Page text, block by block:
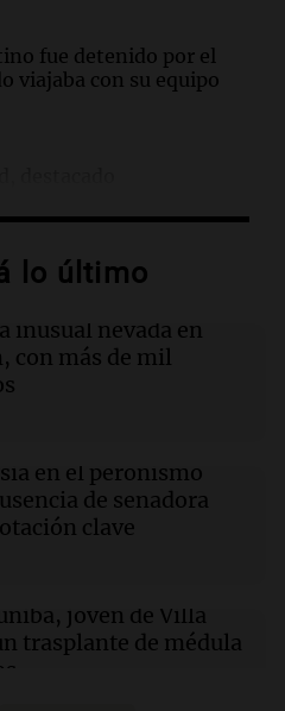
fue detenido por el
viajaba con su equipo
EE.UU. se contrae:
en julio
los 51 años: la historia
modelos que marcó una
Cayetano en Córdoba
lo último
inusual nevada en
con más de mil
en el peronismo
de senadora
clave
joven de Villa
trasplante de médula